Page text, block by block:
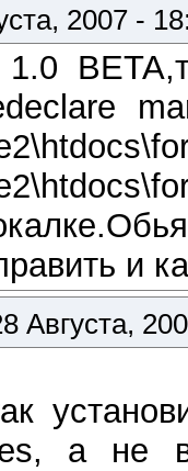
2007 -
1.0
и
Августа,
а не